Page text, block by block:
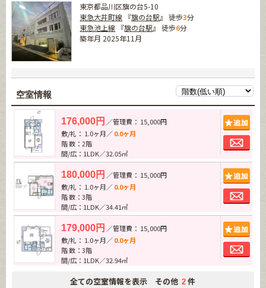
東京都品川区旗の台5-10
東急大井町線 『旗の台駅』 徒歩3分
東急池上線 『旗の台駅』 徒歩6分
築年月 2025年11月
空室情報
176,000円 ／管理費： 15,000円
敷/礼： 1.0ヶ月／0.0ヶ月
階 数：2階
間/広：1LDK／32.05㎡
180,000円 ／管理費： 15,000円
敷/礼： 1.0ヶ月／0.0ヶ月
階 数：3階
間/広：1LDK／34.41㎡
179,000円 ／管理費： 15,000円
敷/礼： 1.0ヶ月／0.0ヶ月
階 数：3階
間/広：1LDK／32.94㎡
全ての空室情報を表示 その他 2 件